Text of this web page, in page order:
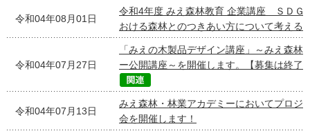
令和04年08月01日
令和4年度 みえ森林教育 企業講座 ＳＤＧ
おける森林とのつきあい方について考える
令和04年07月27日
「みえの木製品デザイン講座」～みえ森林
ー公開講座～を開催します。【募集は終了
令和04年07月13日
みえ森林・林業アカデミーにおいてプロジ
会を開催します！